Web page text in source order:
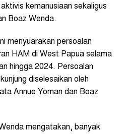
kemanusiaan sekaligus
Boaz Wenda.
menyuarakan persoalan
HAM di West Papua selama
hingga 2024. Persoalan
diselesaikan oleh
Annue Yoman dan Boaz
mengatakan, banyak